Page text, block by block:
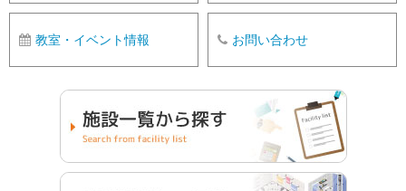
教室・イベント情報 お問い合わせ